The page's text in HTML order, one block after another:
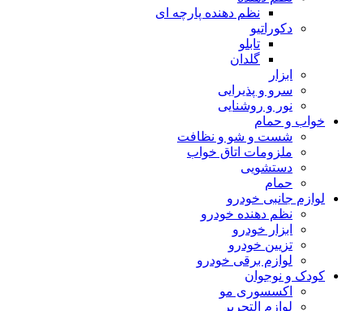
نظم دهنده پارچه ای
دکوراتیو
تابلو
گلدان
ابزار
سرو و پذیرایی
نور و روشنایی
خواب و حمام
شست و شو و نظافت
ملزومات اتاق خواب
دستشویی
حمام
لوازم جانبی خودرو
نظم دهنده خودرو
ابزار خودرو
تزیین خودرو
لوازم برقی خودرو
کودک و نوجوان
اکسسوری مو
لوازم التحریر